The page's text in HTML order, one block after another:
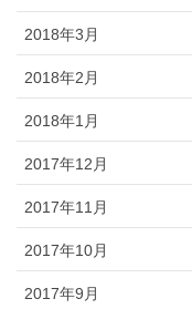
2018年3月
2018年2月
2018年1月
2017年12月
2017年11月
2017年10月
2017年9月